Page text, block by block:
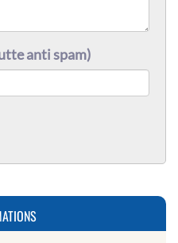
anti spam)